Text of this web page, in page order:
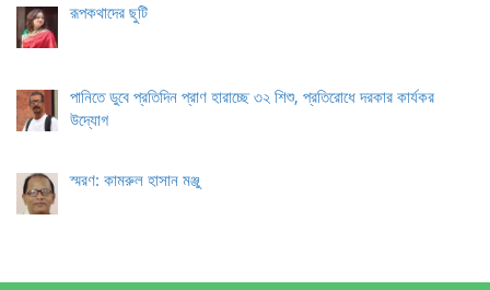
রূপকথাদের ছুটি
পানিতে ডুবে প্রতিদিন প্রাণ হারাচ্ছে ৩২ শিশু, প্রতিরোধে দরকার কার্যকর
উদ্যোগ
স্মরণ: কামরুল হাসান মঞ্জু